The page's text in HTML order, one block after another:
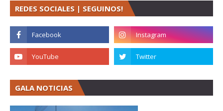
REDES SOCIALES | SEGUINOS!
GALA NOTICIAS